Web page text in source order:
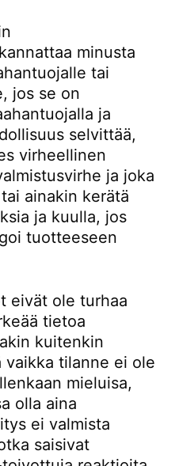
minusta
tai
jos se on
ja
selvittää,
virheellinen
ja joka
ainakin kerätä
ja kuulla, jos
tuotteeseen
eivät ole turhaa
tietoa
kuitenkin
vaikka tilanne ei ole
mieluisa,
olla aina
ei valmista
saisivat